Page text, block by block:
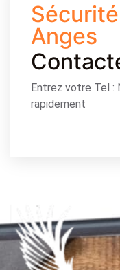
Anges
Entrez votre Tel
rapidement